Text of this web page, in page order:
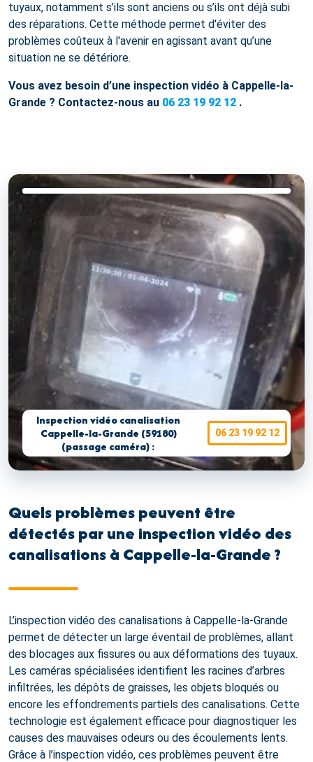
tuyaux, notamment s’ils sont anciens ou s’ils ont déjà subi
des réparations. Cette méthode permet d'éviter des
problèmes coûteux à l'avenir en agissant avant qu’une
situation ne se détériore.
Vous avez besoin d’une inspection vidéo à Cappelle-la-
Grande ? Contactez-nous au 06 23 19 92 12 .
Inspection vidéo canalisation
Cappelle-la-Grande (59180)
(passage caméra) :
06 23 19 92 12
Quels problèmes peuvent être
détectés par une inspection vidéo des
canalisations à Cappelle-la-Grande ?
L’inspection vidéo des canalisations à Cappelle-la-Grande
permet de détecter un large éventail de problèmes, allant
des blocages aux fissures ou aux déformations des tuyaux.
Les caméras spécialisées identifient les racines d’arbres
infiltrées, les dépôts de graisses, les objets bloqués ou
encore les effondrements partiels des canalisations. Cette
technologie est également efficace pour diagnostiquer les
causes des mauvaises odeurs ou des écoulements lents.
Grâce à l’inspection vidéo, ces problèmes peuvent être